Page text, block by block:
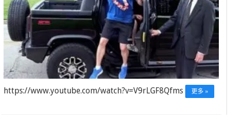
https://www.youtube.com/watch?v=V9rLGF8Qfms 更多 »